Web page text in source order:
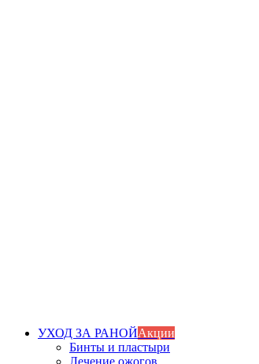
УХОД ЗА РАНОЙАкции
Бинты и пластыри
Лечение ожогов